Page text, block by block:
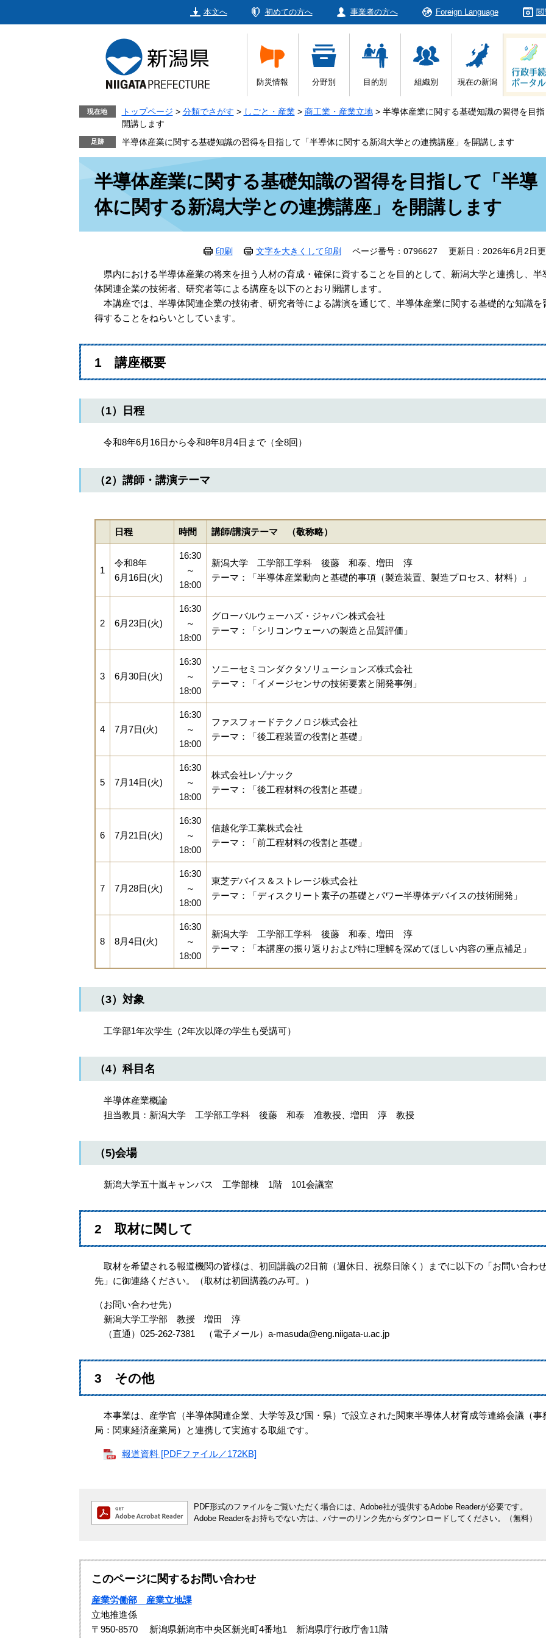
本文へ 初めての方へ 事業者の方へ Foreign Language 閲
防災情報 分野別 目的別 組織別 現在の新潟
現在地 トップページ > 分類でさがす > しごと・産業 > 商工業・産業立地 > 半導体産業に関する基礎知識の習得を目
開講します
半導体産業に関する基礎知識の習得を目指して「半導体に関する新潟大学との連携講座」を開講します
半導体産業に関する基礎知識の習得を目指して「半導
体に関する新潟大学との連携講座」を開講します
印刷 文字を大きくして印刷 ページ番号：0796627 更新日：2026年6月2日
県内における半導体産業の将来を担う人材の育成・確保に資することを目的として、新潟大学と連携し、半
体関連企業の技術者、研究者等による講座を以下のとおり開講します。
本講座では、半導体関連企業の技術者、研究者等による講演を通じて、半導体産業に関する基礎的な知識を
得することをねらいとしています。
1 講座概要
（1）日程
令和8年6月16日から令和8年8月4日まで（全8回）
（2）講師・講演テーマ
日程 時間 講師/講演テーマ （敬称略）
1
令和8年
6月16日(火)
16:30
～
18:00
新潟大学 工学部工学科 後藤 和泰、増田 淳
テーマ：「半導体産業動向と基礎的事項（製造装置、製造プロセス、材料）」
2 6月23日(火)
16:30
～
18:00
グローバルウェーハズ・ジャパン株式会社
テーマ：「シリコンウェーハの製造と品質評価」
3 6月30日(火)
16:30
～
18:00
ソニーセミコンダクタソリューションズ株式会社
テーマ：「イメージセンサの技術要素と開発事例」
4 7月7日(火)
16:30
～
18:00
ファスフォードテクノロジ株式会社
テーマ：「後工程装置の役割と基礎」
5 7月14日(火)
16:30
～
18:00
株式会社レゾナック
テーマ：「後工程材料の役割と基礎」
6 7月21日(火)
16:30
～
18:00
信越化学工業株式会社
テーマ：「前工程材料の役割と基礎」
7 7月28日(火)
16:30
～
18:00
東芝デバイス＆ストレージ株式会社
テーマ：「ディスクリート素子の基礎とパワー半導体デバイスの技術開発」
8 8月4日(火)
16:30
～
18:00
新潟大学 工学部工学科 後藤 和泰、増田 淳
テーマ：「本講座の振り返りおよび特に理解を深めてほしい内容の重点補足」
（3）対象
工学部1年次学生（2年次以降の学生も受講可）
（4）科目名
半導体産業概論
担当教員：新潟大学 工学部工学科 後藤 和泰 准教授、増田 淳 教授
（5)会場
新潟大学五十嵐キャンパス 工学部棟 1階 101会議室
2 取材に関して
取材を希望される報道機関の皆様は、初回講義の2日前（週休日、祝祭日除く）までに以下の「お問い合わ
先」に御連絡ください。（取材は初回講義のみ可。）
（お問い合わせ先）
新潟大学工学部 教授 増田 淳
（直通）025-262-7381 （電子メール）a-masuda@eng.niigata-u.ac.jp
3 その他
本事業は、産学官（半導体関連企業、大学等及び国・県）で設立された関東半導体人材育成等連絡会議（事
局：関東経済産業局）と連携して実施する取組です。
報道資料 [PDFファイル／172KB]
PDF形式のファイルをご覧いただく場合には、Adobe社が提供するAdobe Readerが必要です。
Adobe Readerをお持ちでない方は、バナーのリンク先からダウンロードしてください。（無料）
このページに関するお問い合わせ
産業労働部 産業立地課
立地推進係
〒950-8570
新潟県新潟市中央区新光町4番地1 新潟県庁行政庁舎11階